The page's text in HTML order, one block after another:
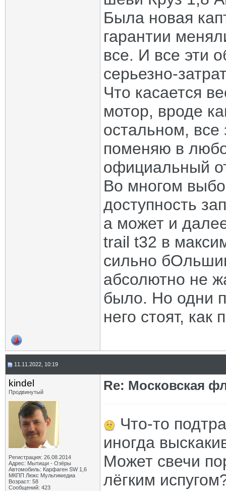
Была новая
гарантии
все. И все эти
серьезно-
Что касается
мотор, вроде
остальном, все
поменяю в
официальный
Во многом
доступность
а может и
trail t32 в
сильно
абсолютно не
было. Но одни
него стоят,
11.11.2022, 10:19
kindel
Продвинутый
Регистрация: 26.08.2014
Адрес: Мытищи - Озёры
Автомобиль: Карфаген SW 1,6
МКПП Люкс Мультимедиа
Возраст: 58
Сообщений: 423
Re: Московская
Что-то
иногда
Может свечи
лёгким